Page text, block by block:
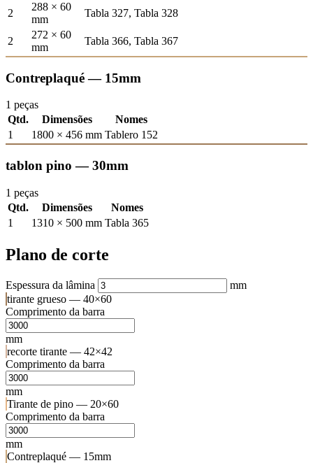
2
288 × 60
mm
Tabla 327, Tabla 328
2
272 × 60
mm
Tabla 366, Tabla 367
Contreplaqué — 15mm
1 peças
Qtd.
Dimensões
Nomes
1
1800 × 456 mm Tablero 152
tablon pino — 30mm
1 peças
Qtd.
Dimensões
Nomes
1
1310 × 500 mm Tabla 365
Plano de corte
Espessura da lâmina
mm
tirante grueso — 40×60
Comprimento da barra
mm
recorte tirante — 42×42
Comprimento da barra
mm
Tirante de pino — 20×60
Comprimento da barra
mm
Contreplaqué — 15mm